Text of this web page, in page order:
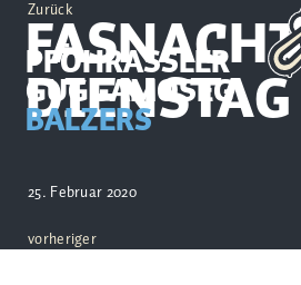
PFÖHRASSLER
GUGGAMOSEG
BALZERS
Zurück
DIENSTAG
25. Februar 2020
vorheriger